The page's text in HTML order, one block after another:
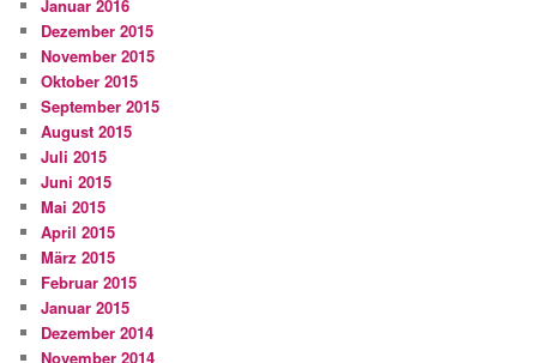
Januar 2016
Dezember 2015
November 2015
Oktober 2015
September 2015
August 2015
Juli 2015
Juni 2015
Mai 2015
April 2015
März 2015
Februar 2015
Januar 2015
Dezember 2014
November 2014